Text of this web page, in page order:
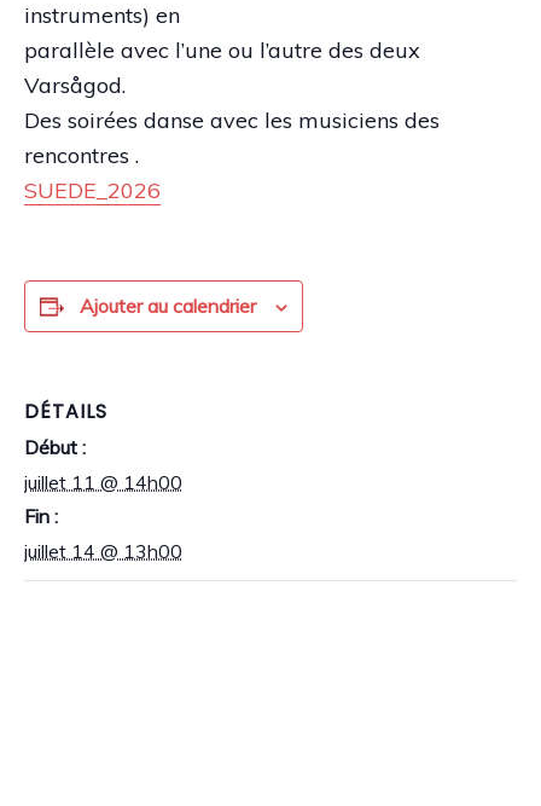
instruments) en
parallèle avec l’une ou l’autre des deux
Varsågod.
Des soirées danse avec les musiciens des
rencontres .
SUEDE_2026
Ajouter au calendrier
DÉTAILS
Début :
juillet 11 @ 14h00
Fin :
juillet 14 @ 13h00